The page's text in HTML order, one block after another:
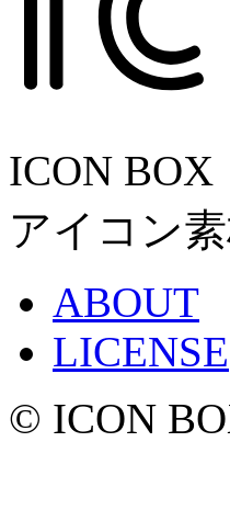
ICON
アイコン
ABOUT
LICENSE
© ICON